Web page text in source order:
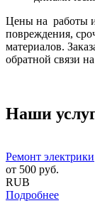
Цены на работы и
повреждения,
материалов.
обратной связи
Наши
Ремонт электрики
от 500 руб.
RUB
Подробнее